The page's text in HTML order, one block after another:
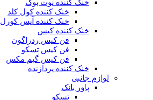
خنک کننده نوت بوک
خنک کننده کول کلد
خنک کننده آیس کورل
خنک کننده کیس
فن کیس ردراگون
فن کیس تسکو
فن کیس گیم مکس
خنک کننده پردازنده
لوازم جانبی
پاور بانک
تسکو